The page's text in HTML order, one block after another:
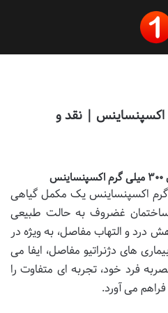
کپسول پیاسکلیدین ۳۰۰ اکسپنساینس | نقد و
۳۰۰ میلی گرم اکسپنساینس یک مکمل گیاهی
ساختمان غضروف به حالت طبیعی
و التهاب مفاصل، به ویژه در
های دژنراتیو مفاصل، ایفا می
فرد خود، تجربه ای متفاوت را
می آورد.